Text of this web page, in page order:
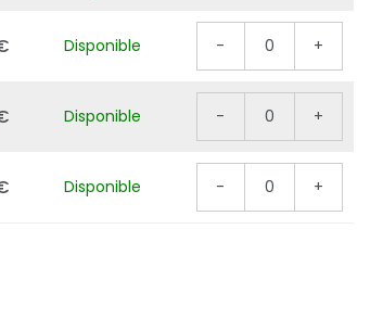
Disponible - 0 +
Disponible - 0 +
Disponible - 0 +